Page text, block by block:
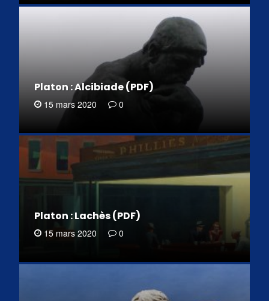
Platon : Alcibiade (PDF)
15 mars 2020 0
Platon : Lachès (PDF)
15 mars 2020 0